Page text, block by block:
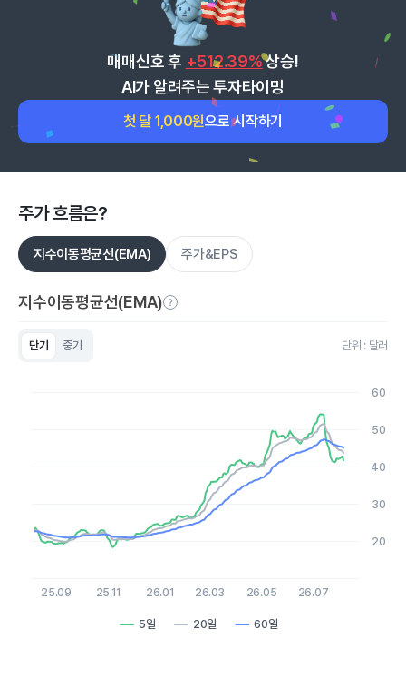
매매신호 후 +512.39%상승!
AI가 알려주는 투자타이밍
첫 달 1,000원으로 시작하기
주가 흐름은?
지수이동평균선(EMA) 주가&EPS
지수이동평균선(EMA)
단기 중기 단위 : 달러
The chart has 1 X axis displaying Time. Data ranges from
The chart has 1 Y axis displaying values. Data ranges from
5일 20일 60일
25.09 25.11 26.01 26.03 26.05 26.07
20
30
40
50
60